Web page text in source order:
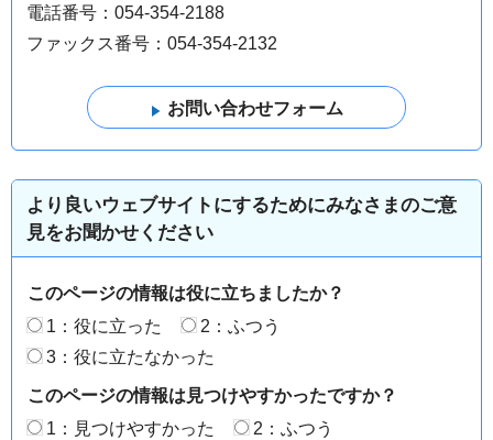
電話番号：054-354-2188
ファックス番号：054-354-2132
より良いウェブサイトにするためにみなさまのご意
見をお聞かせください
このページの情報は役に立ちましたか？
1：役に立った
2：ふつう
3：役に立たなかった
このページの情報は見つけやすかったですか？
1：見つけやすかった
2：ふつう